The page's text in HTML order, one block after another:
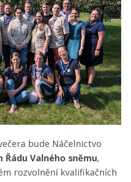
bude Náčelnictvo
Řádu Valného sněmu,
rozvolnění kvalifikačních